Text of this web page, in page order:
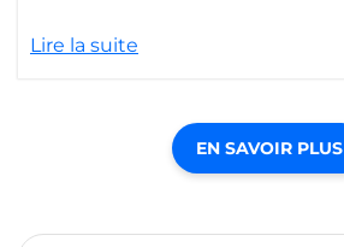
Lire la suite
EN SAVOIR PLUS